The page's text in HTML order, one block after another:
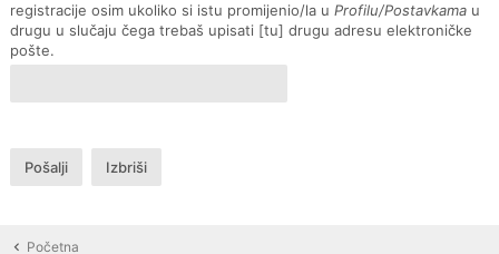
registracije osim ukoliko si istu promijenio/la u Profilu/Postavkama u
drugu u slučaju čega trebaš upisati [tu] drugu adresu elektroničke
pošte.
Početna